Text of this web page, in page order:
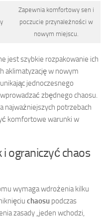
Zapewnia komfortowy sen i
poczucie przynależności w
nowym miejscu.
jest szybkie rozpakowanie ich
aklimatyzację w nowym
jednoczesnego
zbędnego chaosu.
najważniejszych potrzebach
komfortowe warunki w
ograniczyć chaos
wymaga wdrożenia kilku
chaosu podczas
zasady „jeden wchodzi,